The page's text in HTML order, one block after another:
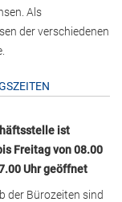
Als
der verschiedenen
ist
Freitag von 08.00
Uhr geöffnet
der Bürozeiten sind